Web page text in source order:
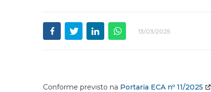
13/03/2025
Conforme previsto na Portaria ECA nº 11/2025